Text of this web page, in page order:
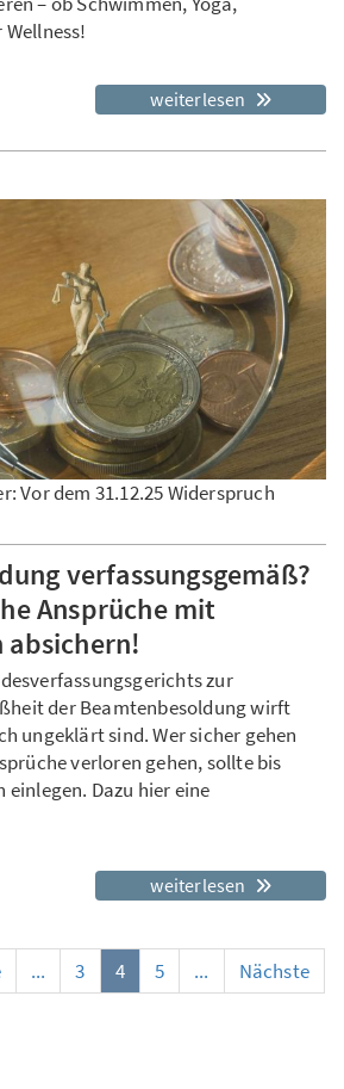
weiterlesen
Vor dem 31.12.25 Widerspruch
verfassungsgemäß?
Ansprüche mit
absichern!
zur
der Beamtenbesoldung wirft
ungeklärt sind. Wer sicher gehen
verloren gehen, sollte bis
einlegen. Dazu hier eine
weiterlesen
... 3 4 5 ...
Nächste